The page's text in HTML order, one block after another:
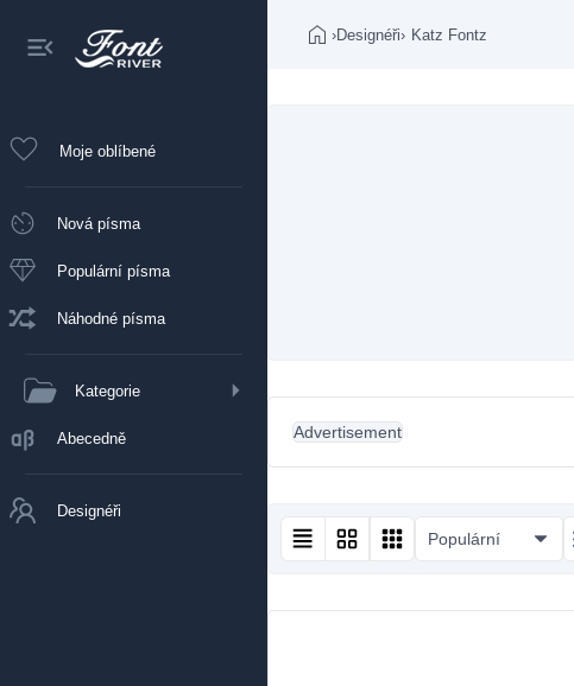
Moje oblíbené
Nová písma
Populární písma
Náhodné písma
Kategorie
Abecedně
Designéři
›Designéři› Katz Fontz
Advertisement
Populární